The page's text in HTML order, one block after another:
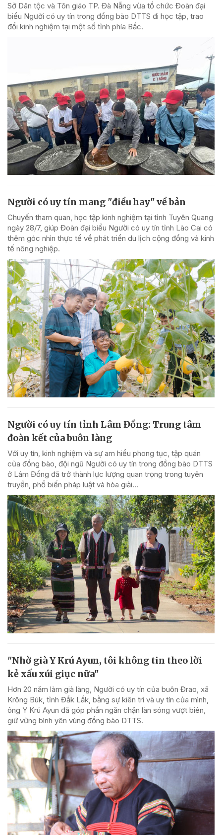
Sở Dân tộc và Tôn giáo TP. Đà Nẵng vừa tổ chức Đoàn đại
biểu Người có uy tín trong đồng bào DTTS đi học tập, trao
đổi kinh nghiệm tại một số tỉnh phía Bắc.
Người có uy tín mang "điều hay" về bản
Chuyến tham quan, học tập kinh nghiệm tại tỉnh Tuyên Quang
ngày 28/7, giúp Đoàn đại biểu Người có uy tín tỉnh Lào Cai có
thêm góc nhìn thực tế về phát triển du lịch cộng đồng và kinh
tế nông nghiệp.
Người có uy tín tỉnh Lâm Đồng: Trung tâm
đoàn kết của buôn làng
Với uy tín, kinh nghiệm và sự am hiểu phong tục, tập quán
của đồng bào, đội ngũ Người có uy tín trong đồng bào DTTS
ở Lâm Đồng đã trở thành lực lượng quan trọng trong tuyên
truyền, phổ biến pháp luật và hòa giải...
"Nhờ già Y Krú Ayun, tôi không tin theo lời
kẻ xấu xúi giục nữa"
Hơn 20 năm làm già làng, Người có uy tín của buôn Đrao, xã
Krông Búk, tỉnh Đắk Lắk, bằng sự kiên trì và uy tín của mình,
ông Y Krú Ayun đã góp phần ngăn chặn làn sóng vượt biên,
giữ vững bình yên vùng đồng bào DTTS.